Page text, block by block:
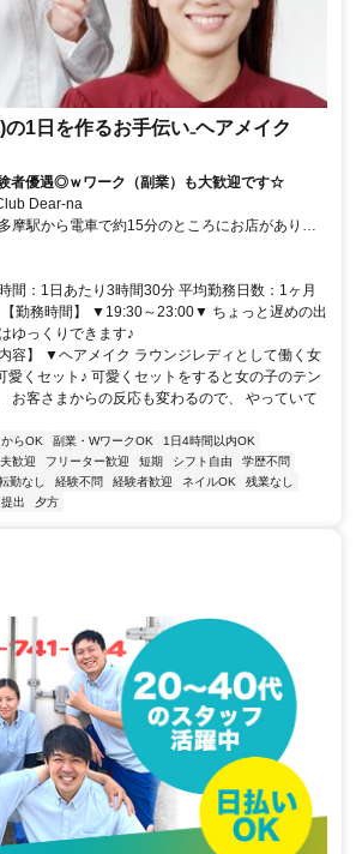
1日を作るお手伝い₋ヘアメイク
験者優遇◎ｗワーク（副業）も大歓迎です☆
Dear-na
摩駅から電車で約15分のところにお店がありま
間：1日あたり3時間30分 平均勤務日数：1ヶ月
勤務時間】 ▼19:30～23:00▼ ちょっと遅めの出
ゆっくりできます♪
容】 ▼ヘアメイク ラウンジレディとして働く女
愛くセット♪ 可愛くセットをすると女の子のテン
お客さまからの反応も変わるので、 やっていて
らOK 副業・WワークOK
1日4時間以内OK
歓迎 フリーター歓迎 短期 シフト自由
学歴不問
勤なし 経験不問 経験者歓迎 ネイルOK
残業なし
出 夕方